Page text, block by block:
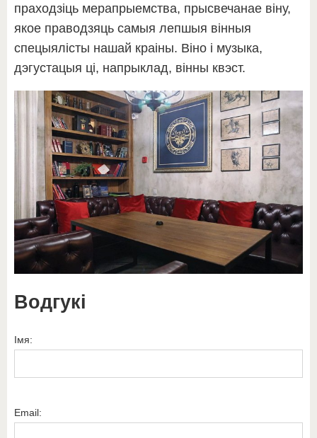
праходзіць мерапрыемства, прысвечанае віну,
якое праводзяць самыя лепшыя вінныя
спецыялісты нашай краіны. Віно і музыка,
дэгустацыя ці, напрыклад, вінны квэст.
Водгукі
Імя:
Email: